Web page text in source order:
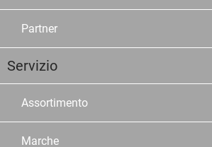
Partner
Servizio
Assortimento
Marche